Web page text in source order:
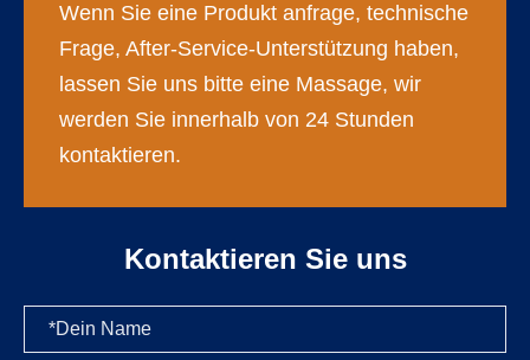
Wenn Sie eine Produkt anfrage, technische
Frage, After-Service-Unterstützung haben,
lassen Sie uns bitte eine Massage, wir
werden Sie innerhalb von 24 Stunden
kontaktieren.
Kontaktieren Sie uns